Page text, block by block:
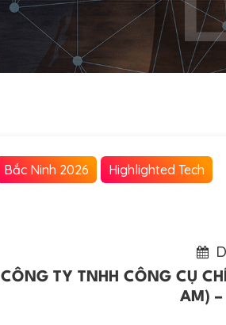
Bắc Ninh 2026 Highlighted Tech
CÔNG TY TNHH CÔNG CỤ
AM)